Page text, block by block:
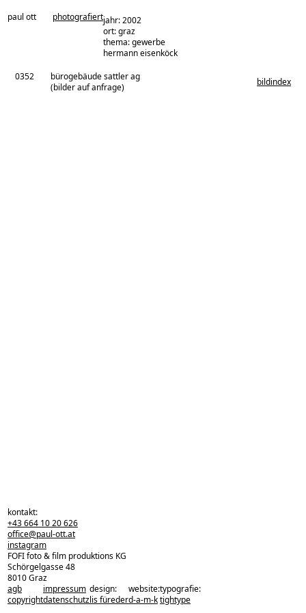
paul ott photografiertjahr: 2002
ort: graz
thema: gewerbe
architekturbüro:
hermann eisenköck
0352
bürogebäude sattler ag
(bilder auf anfrage)
bildindex
zurück zu den projekten
kontakt:
+43 664 10 20 626
office@paul-ott.at
instagram
FOFI foto & film produktions KG
Schörgelgasse 48
8010 Graz
agb
copyright
impressum
datenschutz
design:
lis füreder
website:
d-a-m-k
typografie:
tightype